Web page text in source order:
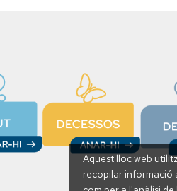
Aquest lloc web
recopilar informació